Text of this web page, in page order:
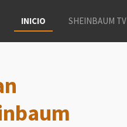
INICIO SHEINBAUM TV